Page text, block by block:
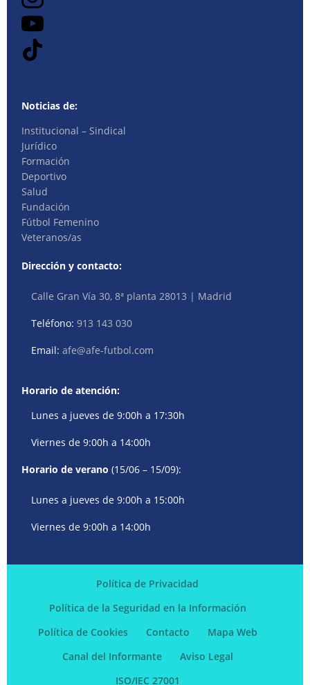
Noticias de:
Institucional – Sindical
Jurídico
Formación
Deportivo
Salud
Fundación
Fútbol Femenino
Veteranos/as
Dirección y contacto:
Calle Gran Vía 30, 8ª planta 28013 | Madrid
Teléfono:913 143 030
Email:afe@afe-futbol.com
Horario de atención:
Lunes a jueves de 9:00h a 17:30h
Viernes de 9:00h a 14:00h
Horario de verano (15/06 – 15/09):
Lunes a jueves de 9:00h a 15:00h
Viernes de 9:00h a 14:00h
Política de Privacidad
Política de la Seguridad en la Información
Política de Cookies
Contacto
Mapa Web
Canal del Informante
Aviso Legal
ISO/IEC 27001